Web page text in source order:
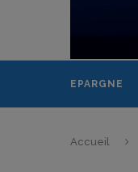
EPARGNE
Accueil